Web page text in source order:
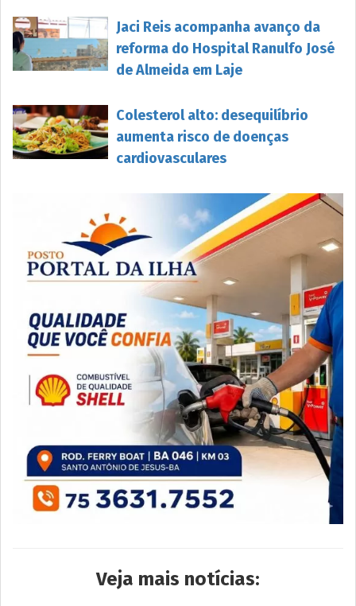
Jaci Reis acompanha avanço da
reforma do Hospital Ranulfo José
de Almeida em Laje
Colesterol alto: desequilíbrio
aumenta risco de doenças
cardiovasculares
Veja mais notícias: